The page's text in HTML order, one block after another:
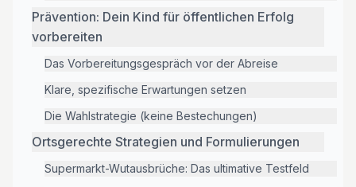
Prävention: Dein Kind für öffentlichen Erfolg
vorbereiten
Das Vorbereitungsgespräch vor der Abreise
Klare, spezifische Erwartungen setzen
Die Wahlstrategie (keine Bestechungen)
Ortsgerechte Strategien und Formulierungen
Supermarkt-Wutausbrüche: Das ultimative Testfeld